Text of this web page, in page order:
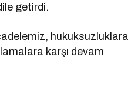
getirdi.
hukuksuzluklara
karşı devam